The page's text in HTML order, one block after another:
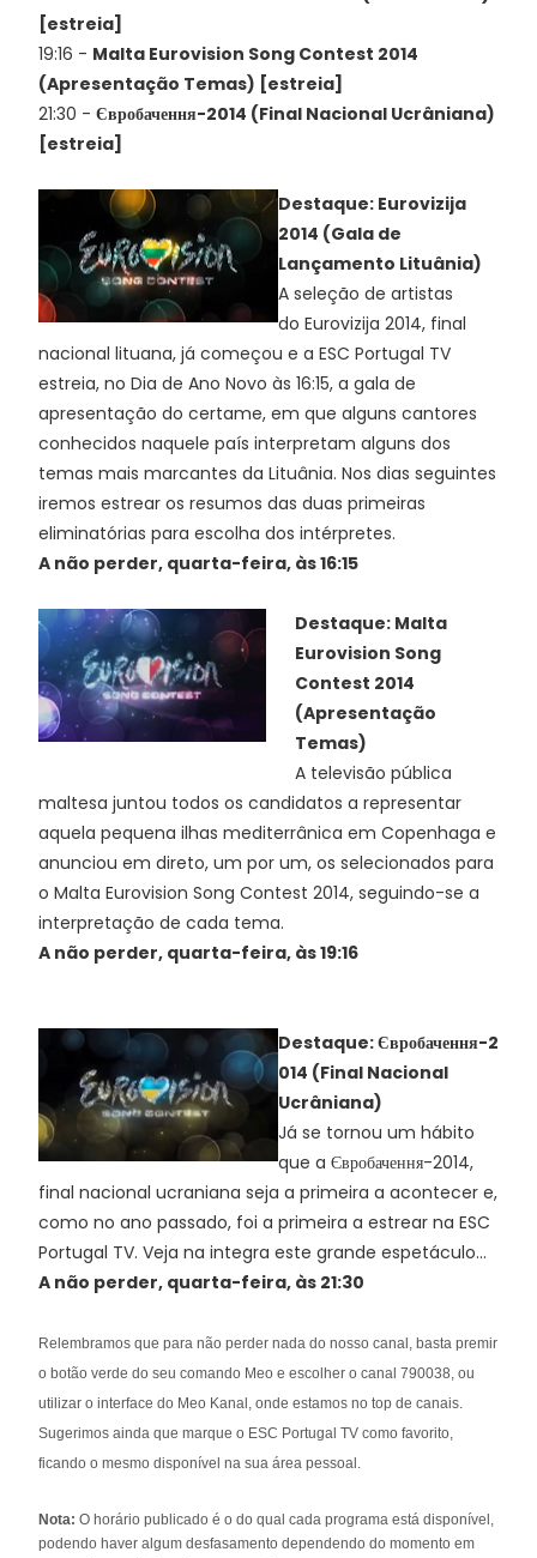
[estreia]
19:16 - Malta Eurovision Song Contest 2014
(Apresentação Temas) [estreia]
21:30 - Євробачення-2014 (Final Nacional Ucrâniana)
[estreia]
Destaque: Eurovizija
2014 (Gala de
Lançamento Lituânia)
A seleção de artistas
do Eurovizija 2014, final
nacional lituana, já começou e a ESC Portugal TV
estreia, no Dia de Ano Novo às 16:15, a gala de
apresentação do certame, em que alguns cantores
conhecidos naquele país interpretam alguns dos
temas mais marcantes da Lituânia. Nos dias seguintes
iremos estrear os resumos das duas primeiras
eliminatórias para escolha dos intérpretes.
A não perder, quarta-feira, às 16:15
Destaque: Malta
Eurovision Song
Contest 2014
(Apresentação
Temas)
A televisão pública
maltesa juntou todos os candidatos a representar
aquela pequena ilhas mediterrânica em Copenhaga e
anunciou em direto, um por um, os selecionados para
o Malta Eurovision Song Contest 2014, seguindo-se a
interpretação de cada tema.
A não perder, quarta-feira, às 19:16
Destaque: Євробачення-2
014 (Final Nacional
Ucrâniana)
Já se tornou um hábito
que a Євробачення-2014,
final nacional ucraniana seja a primeira a acontecer e,
como no ano passado, foi a primeira a estrear na ESC
Portugal TV. Veja na integra este grande espetáculo...
A não perder, quarta-feira, às 21:30
Relembramos que para não perder nada do nosso canal, basta premir
o botão verde do seu comando Meo e escolher o canal 790038, ou
utilizar o interface do Meo Kanal, onde estamos no top de canais.
Sugerimos ainda que marque o ESC Portugal TV como favorito,
ficando o mesmo disponível na sua área pessoal.
Nota: O horário publicado é o do qual cada programa está disponível,
podendo haver algum desfasamento dependendo do momento em